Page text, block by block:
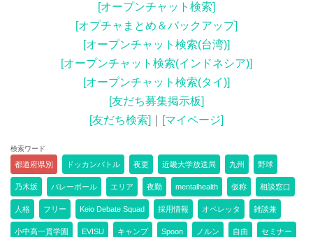
[オープンチャット検索]
[オプチャまとめ＆バックアップ]
[オープンチャット検索(台湾)]
[オープンチャット検索(インドネシア)]
[オープンチャット検索(タイ)]
[友だち募集掲示板]
[友だち検索]
[マイページ]
検索ワード
都道府県別 ドッカンバトル 夜更 近畿大学放送局 九州 野球
乃木坂 バレーボール エリア 夜勤 mentalhealth 仮称 相談窓口
人格 フリー Keio Debate Squad 採用情報 オペレッタ 雑談兼
小中高一貫学園 EVISU キャンプ Spoon ノルン 自由 セミナー